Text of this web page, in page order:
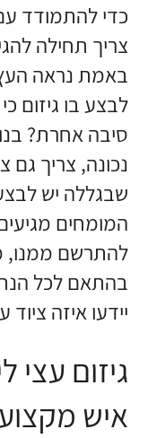
כדי להתמודד
צריך תחילה
באמת נראה
לבצע בו גיזום
סיבה אחרת?
נכונה, צריך גם
שבגללה יש
המומחים
להתרשם ממנו,
בהתאם לכל
יידעו איזה
גיזום עצי
איש